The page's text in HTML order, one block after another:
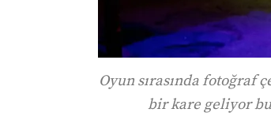
Oyun sırasında fotoğraf
bir kare geliyor